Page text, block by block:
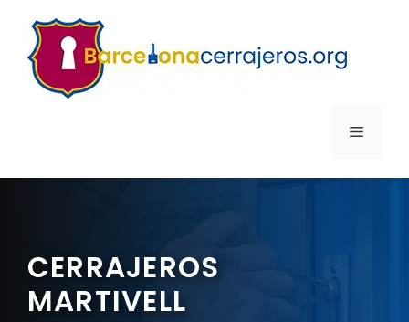
contenido
MENÚ
CERRAJEROS
MARTIVELL